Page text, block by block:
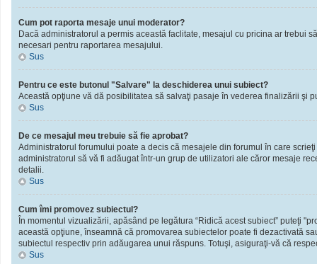
Cum pot raporta mesaje unui moderator?
Dacă administratorul a permis această faclitate, mesajul cu pricina ar trebui
necesari pentru raportarea mesajului.
Sus
Pentru ce este butonul "Salvare" la deschiderea unui subiect?
Această opţiune vă dă posibilitatea să salvaţi pasaje în vederea finalizării şi
Sus
De ce mesajul meu trebuie să fie aprobat?
Administratorul forumului poate a decis că mesajele din forumul în care
administratorul să vă fi adăugat într-un grup de utilizatori ale căror mesaje
detalii.
Sus
Cum îmi promovez subiectul?
În momentul vizualizării, apăsând pe legătura “Ridică acest subiect” puteţi
această opţiune, înseamnă că promovarea subiectelor poate fi dezactivată
subiectul respectiv prin adăugarea unui răspuns. Totuşi, asiguraţi-vă că
Sus